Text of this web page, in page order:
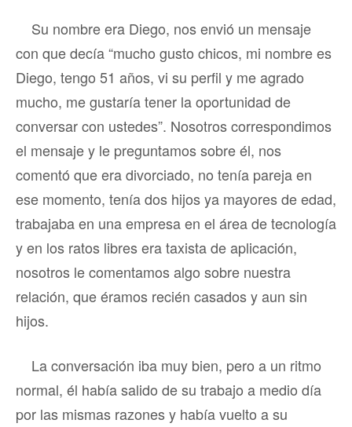
Su nombre era Diego, nos envió un mensaje
con que decía “mucho gusto chicos, mi nombre es
Diego, tengo 51 años, vi su perfil y me agrado
mucho, me gustaría tener la oportunidad de
conversar con ustedes”. Nosotros correspondimos
el mensaje y le preguntamos sobre él, nos
comentó que era divorciado, no tenía pareja en
ese momento, tenía dos hijos ya mayores de edad,
trabajaba en una empresa en el área de tecnología
y en los ratos libres era taxista de aplicación,
nosotros le comentamos algo sobre nuestra
relación, que éramos recién casados y aun sin
hijos.
La conversación iba muy bien, pero a un ritmo
normal, él había salido de su trabajo a medio día
por las mismas razones y había vuelto a su